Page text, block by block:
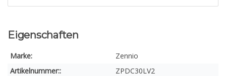
Eigenschaften
Marke:
Zennio
Artikelnummer::
ZPDC30LV2